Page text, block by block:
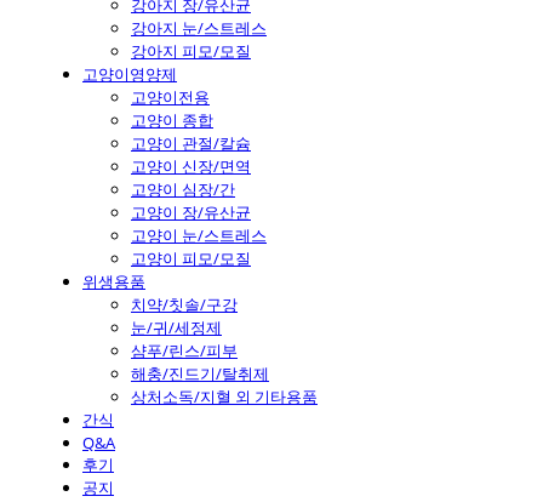
강아지 장/유산균
강아지 눈/스트레스
강아지 피모/모질
고양이영양제
고양이전용
고양이 종합
고양이 관절/칼슘
고양이 신장/면역
고양이 심장/간
고양이 장/유산균
고양이 눈/스트레스
고양이 피모/모질
위생용품
치약/칫솔/구강
눈/귀/세정제
샴푸/린스/피부
해충/진드기/탈취제
상처소독/지혈 외 기타용품
간식
Q&A
후기
공지